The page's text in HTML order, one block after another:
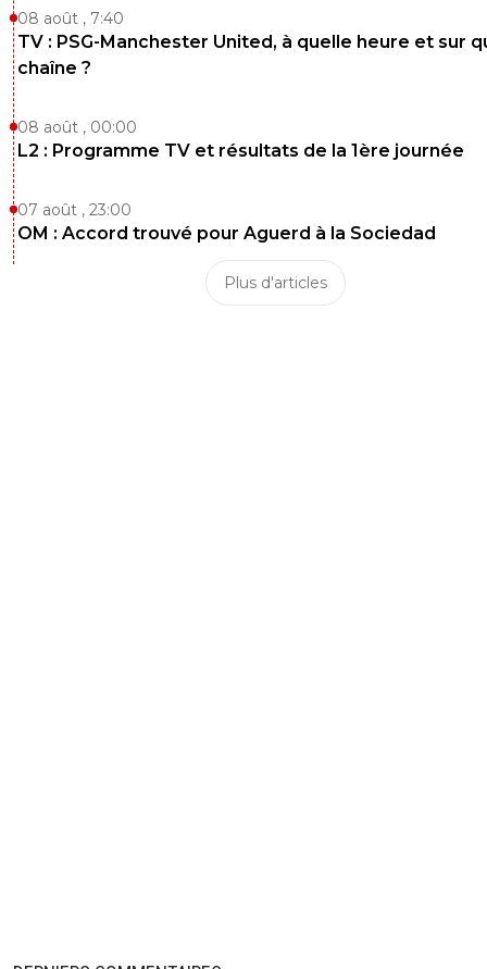
08 août , 7:40
TV : PSG-Manchester United, à quelle heure et sur
chaîne ?
08 août , 00:00
L2 : Programme TV et résultats de la 1ère journée
07 août , 23:00
OM : Accord trouvé pour Aguerd à la Sociedad
Plus d'articles